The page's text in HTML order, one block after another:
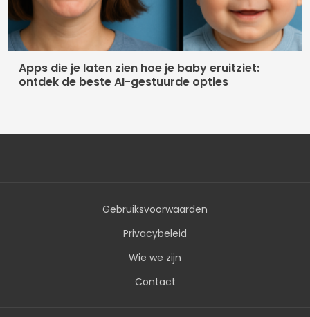
Apps die je laten zien hoe je baby eruitziet:
ontdek de beste AI-gestuurde opties
Gebruiksvoorwaarden
Privacybeleid
Wie we zijn
Contact